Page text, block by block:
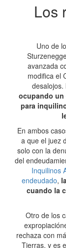
Los
Uno de
avanzada
modifica el
desalojos.
ocupando un
para
En ambos
a que el juez
solo con la
del
Inquilinos
endeudado,
cuando la
Otro de los
rechaza con
Tierras, y es